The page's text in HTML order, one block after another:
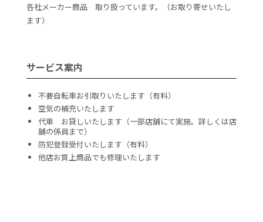
各社メーカー商品 取り扱っています。（お取り寄せいたし
ます）
サービス案内
不要自転車お引取りいたします（有料）
空気の補充いたします
代車 お貸しいたします（一部店舗にて実施。詳しくは店
舗の係員まで）
防犯登録受付いたします（有料）
他店お買上商品でも修理いたします